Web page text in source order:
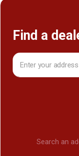
Find a
Search an